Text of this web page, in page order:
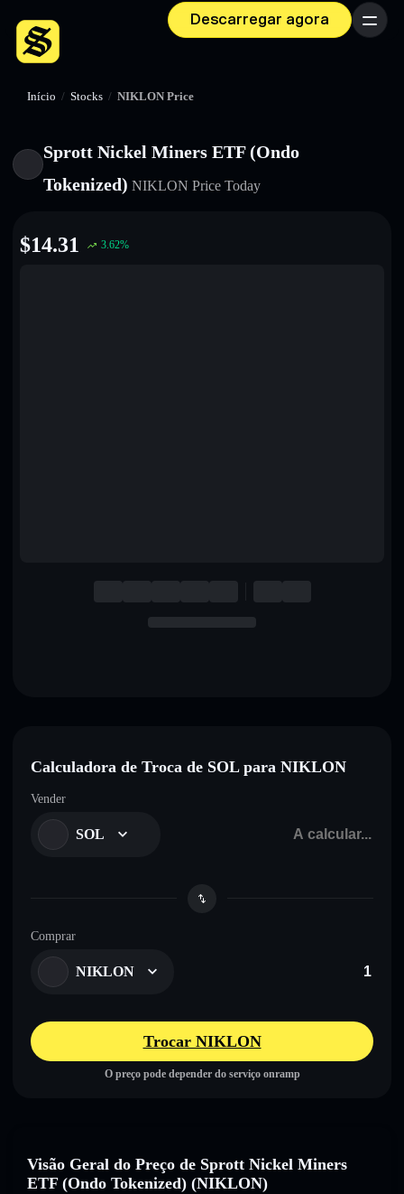
Descarregar agora Menu
Início / Stocks / NIKLON Price
Sprott Nickel Miners ETF (Ondo
Tokenized) NIKLON Price Today
$14.31 3.62%
Calculadora de Troca de SOL para NIKLON
Vender
SOL
Comprar
NIKLON
Trocar NIKLON
O preço pode depender do serviço onramp
Visão Geral do Preço de Sprott Nickel Miners
ETF (Ondo Tokenized) (NIKLON)